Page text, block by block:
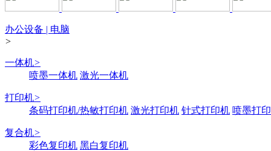
办公设备 | 电脑
>
一体机>
喷墨一体机 激光一体机
打印机>
条码打印机/热敏打印机 激光打印机 针式打印机 喷墨打
复合机>
彩色复印机 黑白复印机